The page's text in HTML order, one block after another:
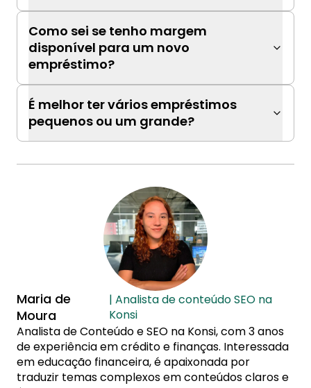
Como sei se tenho margem
disponível para um novo
empréstimo?
É melhor ter vários empréstimos
pequenos ou um grande?
Maria de
Moura
| Analista de conteúdo SEO na
Konsi
Analista de Conteúdo e SEO na Konsi, com 3 anos
de experiência em crédito e finanças. Interessada
em educação financeira, é apaixonada por
traduzir temas complexos em conteúdos claros e